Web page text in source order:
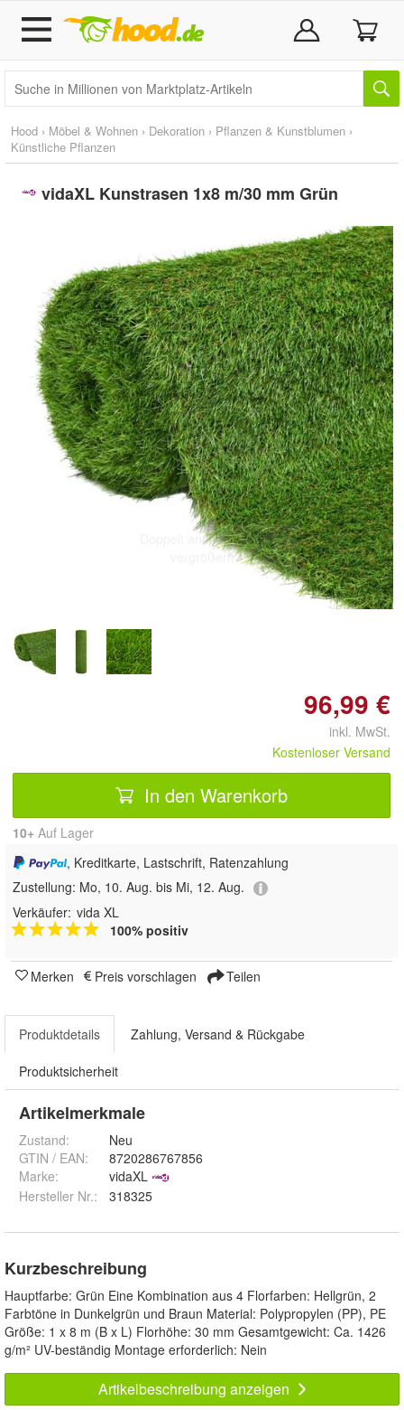
Hood › Möbel & Wohnen › Dekoration › Pflanzen & Kunstblumen ›
Künstliche Pflanzen
vidaXL Kunstrasen 1x8 m/30 mm Grün
Doppelt antippen zum
vergrößern
96,99 €
inkl. MwSt.
Kostenloser Versand
In den Warenkorb
10+ Auf Lager
, Kreditkarte, Lastschrift, Ratenzahlung
Zustellung: Mo, 10. Aug. bis Mi, 12. Aug.
Verkäufer: vida XL
100% positiv
Merken Preis vorschlagen Teilen
Produktdetails Zahlung, Versand & Rückgabe
Produktsicherheit
Artikelmerkmale
Zustand:
Neu
GTIN / EAN:
8720286767856
Marke:
vidaXL
Hersteller Nr.:
318325
Kurzbeschreibung
Hauptfarbe: Grün Eine Kombination aus 4 Florfarben: Hellgrün, 2
Farbtöne in Dunkelgrün und Braun Material: Polypropylen (PP), PE
Größe: 1 x 8 m (B x L) Florhöhe: 30 mm Gesamtgewicht: Ca. 1426
g/m² UV-beständig Montage erforderlich: Nein
Artikelbeschreibung anzeigen